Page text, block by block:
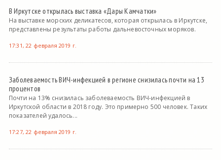
В Иркутске открылась выставка «Дары Камчатки»
На выставке морских деликатесов, которая открылась в Иркутске,
представлены результаты работы дальневосточных моряков.
17:31, 22 февраля 2019 г.
Заболеваемость ВИЧ-инфекцией в регионе снизилась почти на 13
процентов
Почти на 13% снизилась заболеваемость ВИЧ-инфекцией в
Иркутской области в 2018 году. Это примерно 500 человек. Таких
показателей удалось...
17:27, 22 февраля 2019 г.